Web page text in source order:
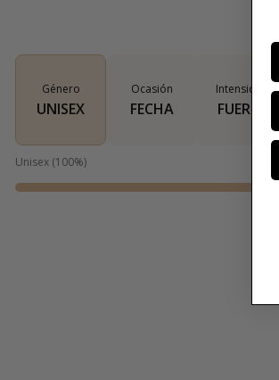
Género
UNISEX
Ocasión
FECHA
Intensidad
FUERTE
Unisex (100%)